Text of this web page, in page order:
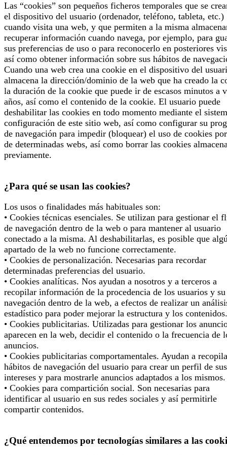
Las “cookies” son pequeños ficheros temporales que se
el dispositivo del usuario (ordenador, teléfono, tableta, etc.)
cuando visita una web, y que permiten a la misma
recuperar información cuando navega, por ejemplo, para
sus preferencias de uso o para reconocerlo en posteriores
así como obtener información sobre sus hábitos de
Cuando una web crea una cookie en el dispositivo del
almacena la dirección/dominio de la web que ha creado la
la duración de la cookie que puede ir de escasos minutos a
años, así como el contenido de la cookie. El usuario puede
deshabilitar las cookies en todo momento mediante el
configuración de este sitio web, así como configurar su
de navegación para impedir (bloquear) el uso de cookies
de determinadas webs, así como borrar las cookies
previamente.
¿Para qué se usan las cookies?
Los usos o finalidades más habituales son:
• Cookies técnicas esenciales. Se utilizan para gestionar el
de navegación dentro de la web o para mantener al usuario
conectado a la misma. Al deshabilitarlas, es posible que
apartado de la web no funcione correctamente.
• Cookies de personalización. Necesarias para recordar
determinadas preferencias del usuario.
• Cookies analíticas. Nos ayudan a nosotros y a terceros a
recopilar información de la procedencia de los usuarios y su
navegación dentro de la web, a efectos de realizar un
estadístico para poder mejorar la estructura y los contenidos.
• Cookies publicitarias. Utilizadas para gestionar los
aparecen en la web, decidir el contenido o la frecuencia de
anuncios.
• Cookies publicitarias comportamentales. Ayudan a
hábitos de navegación del usuario para crear un perfil de sus
intereses y para mostrarle anuncios adaptados a los mismos.
• Cookies para compartición social. Son necesarias para
identificar al usuario en sus redes sociales y así permitirle
compartir contenidos.
¿Qué entendemos por tecnologías similares a las